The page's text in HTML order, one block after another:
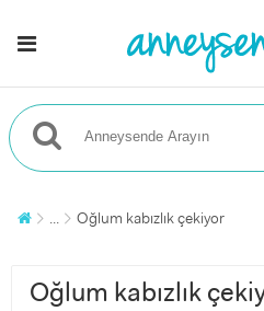
... Oğlum kabızlık çekiyor
Oğlum kabızlık